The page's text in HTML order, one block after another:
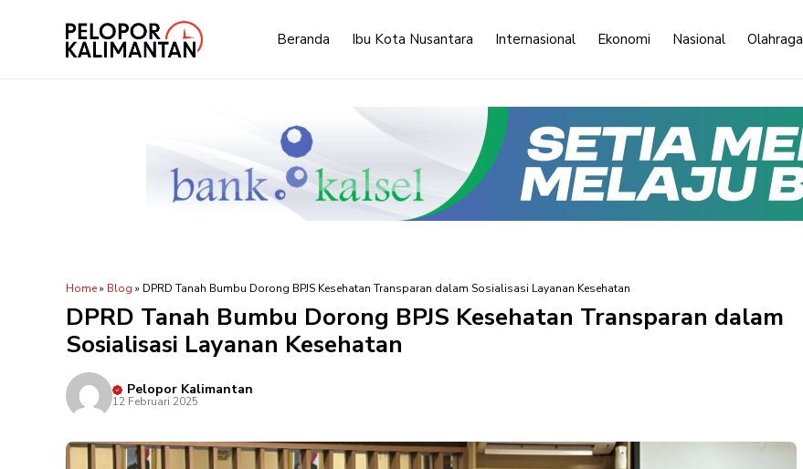
Beranda Ibu Kota Nusantara Internasional Ekonomi Nasional Olahraga
Home» Blog » DPRD Tanah Bumbu Dorong BPJS Kesehatan Transparan dalam Sosialisasi Layanan Kesehatan
DPRD Tanah Bumbu Dorong BPJS Kesehatan Transparan dalam
Sosialisasi Layanan Kesehatan
Pelopor Kalimantan
12 Februari 2025